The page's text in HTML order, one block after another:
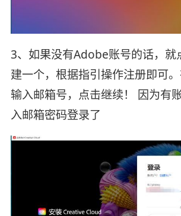
3、如果没有Adobe账号的话，就
建一个，根据指引操作注册即可
输入邮箱号，点击继续！ 因为有
入邮箱密码登录了